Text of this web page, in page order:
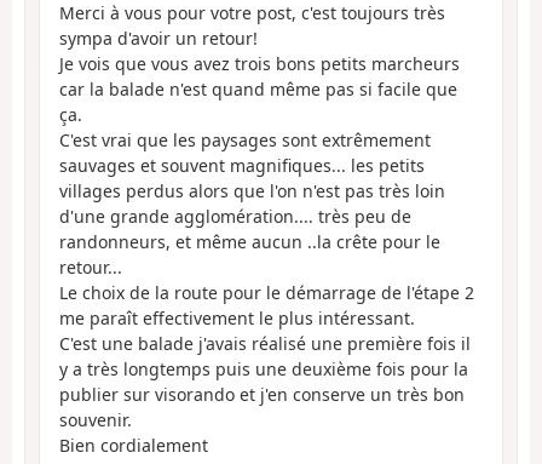
Merci à vous pour votre post, c'est toujours très
sympa d'avoir un retour!
Je vois que vous avez trois bons petits marcheurs
car la balade n'est quand même pas si facile que
ça.
C'est vrai que les paysages sont extrêmement
sauvages et souvent magnifiques... les petits
villages perdus alors que l'on n'est pas très loin
d'une grande agglomération.... très peu de
randonneurs, et même aucun ..la crête pour le
retour...
Le choix de la route pour le démarrage de l'étape 2
me paraît effectivement le plus intéressant.
C'est une balade j'avais réalisé une première fois il
y a très longtemps puis une deuxième fois pour la
publier sur visorando et j'en conserve un très bon
souvenir.
Bien cordialement